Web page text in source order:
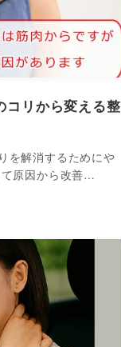
コリから変える整
を解消するためにや
原因から改善…